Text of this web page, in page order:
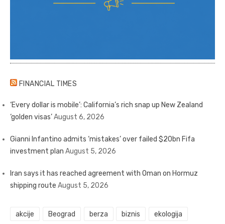
FINANCIAL TIMES
‘Every dollar is mobile’: California’s rich snap up New Zealand
‘golden visas’August 6, 2026
Gianni Infantino admits ‘mistakes’ over failed $20bn Fifa
investment plan August 5, 2026
Iran says it has reached agreement with Oman on Hormuz
shipping route August 5, 2026
akcije Beograd berza biznis ekologija